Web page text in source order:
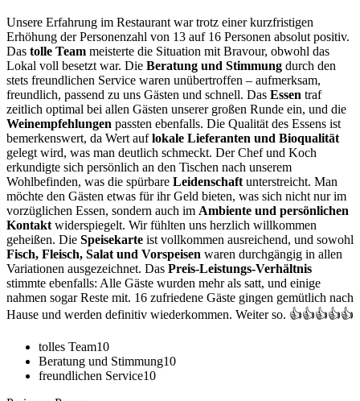
Unsere Erfahrung im Restaurant war trotz einer kurzfristigen
Erhöhung der Personenzahl von 13 auf 16 Personen absolut positiv.
Das tolle Team meisterte die Situation mit Bravour, obwohl das
Lokal voll besetzt war. Die Beratung und Stimmung durch den
stets freundlichen Service waren unübertroffen – aufmerksam,
freundlich, passend zu uns Gästen und schnell. Das Essen traf
zeitlich optimal bei allen Gästen unserer großen Runde ein, und die
Weinempfehlungen passten ebenfalls. Die Qualität des Essens ist
bemerkenswert, da Wert auflokale Lieferanten und Bioqualität
gelegt wird, was man deutlich schmeckt. Der Chef und Koch
erkundigte sich persönlich an den Tischen nach unserem
Wohlbefinden, was die spürbare Leidenschaft unterstreicht. Man
möchte den Gästen etwas für ihr Geld bieten, was sich nicht nur im
vorzüglichen Essen, sondern auch im Ambiente und persönlichen
Kontakt widerspiegelt. Wir fühlten uns herzlich willkommen
geheißen. Die Speisekarte ist vollkommen ausreichend, und sowohl
Fisch, Fleisch, Salat und Vorspeisen waren durchgängig in allen
Variationen ausgezeichnet. Das Preis-Leistungs-Verhältnis
stimmte ebenfalls: Alle Gäste wurden mehr als satt, und einige
nahmen sogar Reste mit. 16 zufriedene Gäste gingen gemütlich nach
Hause und werden definitiv wiederkommen. Weiter so. 👍👍👍👍👍
tolles Team10
Beratung und Stimmung10
freundlichen Service10